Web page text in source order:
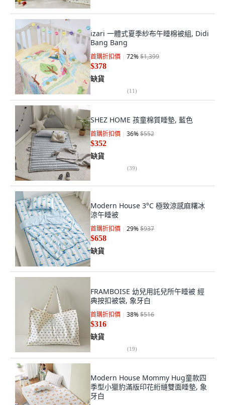
izari 一體式夏季紗布午睡棉被組, Didi
Bang Bang
首購折扣價 72%$1,399
$378
缺貨
(11)
SHEZ HOME 孩童棉質睡墊, 藍色
首購折扣價 36%$552
$352
缺貨
(39)
Modern House 3°C 極致涼感麻糬冰
涼午睡被
首購折扣價 29%$937
$658
缺貨
FRAMBOISE 幼兒用託兒所午睡被 經
典按扣被袋, 象牙白
首購折扣價 38%$516
$316
缺貨
(19)
Modern House Mommy Hug童款四
季型小獵豹滿版印花絎縫雙面睡墊, 象
牙白